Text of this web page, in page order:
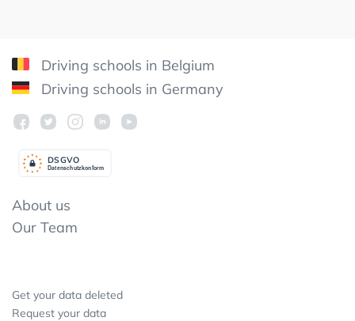
Driving schools in Belgium
Driving schools in Germany
Datenschutzkonform
DSGVO
About us
Our Team
Get your data deleted
Request your data